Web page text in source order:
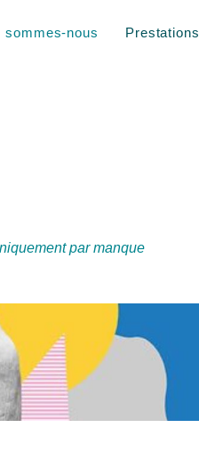
sommes-nous Prestations
par manque